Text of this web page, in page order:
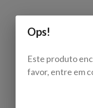
Ops!
Este produto
favor, entre em